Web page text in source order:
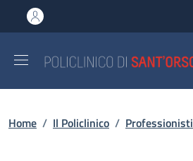
al contenuto principale
to footer content
Briciole di pane
Home / Il Policlinico / Professionisti